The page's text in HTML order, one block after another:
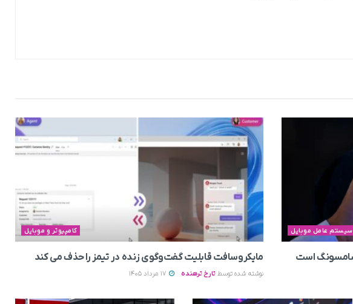
سیستم عامل موبایل کامپیوتر و موبایل
مایکروسافت قابلیت گفت‌وگوی زنده در تیمز را حذف می‌ کند
نوشته شده توسط تارخ ترهنده